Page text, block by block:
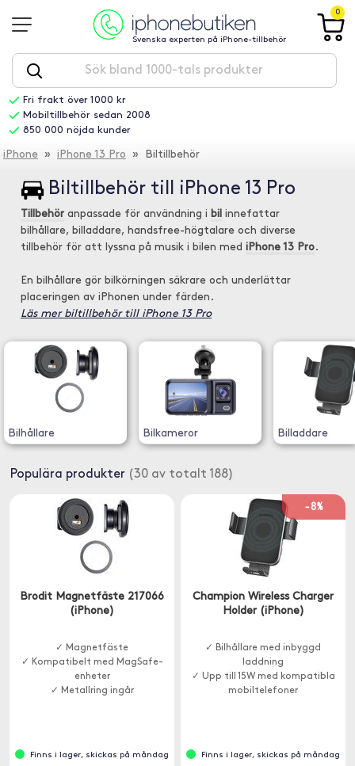
Svenska experten på iPhone-tillbehör
0
Fri frakt över 1000 kr
Mobiltillbehör sedan 2008
850 000 nöjda kunder
iPhone » iPhone 13 Pro » Biltillbehör
Biltillbehör till iPhone 13 Pro
Tillbehör anpassade för användning i bil innefattar
bilhållare, billaddare, handsfree-högtalare och diverse
tillbehör för att lyssna på musik i bilen med iPhone 13 Pro.
En bilhållare gör bilkörningen säkrare och underlättar
placeringen av iPhonen under färden.
Läs mer biltillbehör till iPhone 13 Pro
Bilhållare Bilkameror Billaddare
Populära produkter (30 av totalt 188)
Brodit Magnetfäste 217066
(iPhone)
✓ Magnetfäste
✓ Kompatibelt med MagSafe-
enheter
✓ Metallring ingår
Finns i lager, skickas på måndag
-8%
Champion Wireless Charger
Holder (iPhone)
✓ Bilhållare med inbyggd
laddning
✓ Upp till 15W med kompatibla
mobiltelefoner
Finns i lager, skickas på måndag